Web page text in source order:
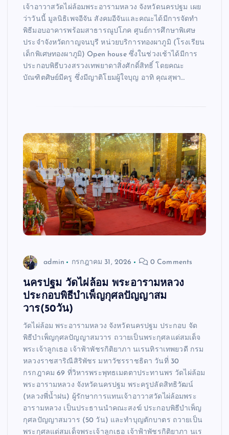
เจ้าอาวาสวัดไผ่ล้อมพระอารามหลวง จังหวัดนครปฐม เผย
ว่าวันนี้ มูลนิธิเพจอีจัน สังคมอีจันและคณะได้มีการจัดทำ
พิธีมอบอาคารพร้อมสาธารณูปโภค ศูนย์การศึกษาพิเศษ
ประจำจังหวัดกาญจนบุรี หน่วยบริการทองผาภูมิ (โรงเรียน
เด็กพิเศษทองผาภูมิ) Open house ซึ่งในช่วงเช้าได้มีการ
ประกอบพิธีบวงสรวงเทพยาดาสิ่งศักดิ์สิทธิ์ โดยคณะ
บัณฑิตศิษย์มีครู ซึ่งมีญาติโยมผู้ใจบุญ อาทิ คุณสุพา…
admin กรกฎาคม 31, 2026 0 Comments
นครปฐม วัดไผ่ล้อม พระอารามหลวง
ประกอบพิธีบำเพ็ญกุศลปัญญาสม
วาร(50วัน)
วัดไผ่ล้อม พระอารามหลวง จังหวัดนครปฐม ประกอบ จัด
พิธีบำเพ็ญกุศลปัญญาสมวาร ถวายเป็นพระกุศลแด่สมเด็จ
พระเจ้าลูกเธอ เจ้าฟ้าพัชรกิติยาภา นเรนทิราเทพยวดี กรม
หลวงราชสาริณีสิริพัชร มหาวัชรราชธิดา วันที่ 30
กรกฎาคม 69 ที่วิหารพระพุทธเมตตาประทานพร วัดไผ่ล้อม
พระอารามหลวง จังหวัดนครปฐม พระครูปลัดสิทธิวัฒน์
(หลวงพี่น้ำฝน) ผู้รักษาการแทนเจ้าอาวาสวัดไผ่ล้อมพระ
อารามหลวง เป็นประธานนำคณะสงฆ์ ประกอบพิธีบำเพ็ญ
กุศลปัญญาสมวาร (50 วัน) และทำบุญตักบาตร ถวายเป็น
พระกุศลแด่สมเด็จพระเจ้าลูกเธอ เจ้าฟ้าพัชรกิติยาภา นเร